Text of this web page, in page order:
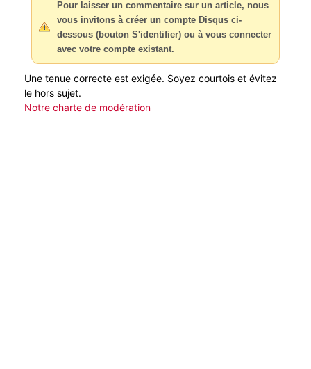
Pour laisser un commentaire sur un article, nous
vous invitons à créer un compte Disqus ci-
dessous (bouton S'identifier) ou à vous connecter
avec votre compte existant.
Une tenue correcte est exigée. Soyez courtois et évitez
le hors sujet.
Notre charte de modération